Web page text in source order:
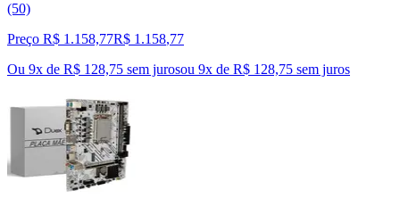
(50)
Preço R$ 1.158,77R$ 1.158,77
Ou 9x de R$ 128,75 sem jurosou 9x de R$ 128,75 sem juros